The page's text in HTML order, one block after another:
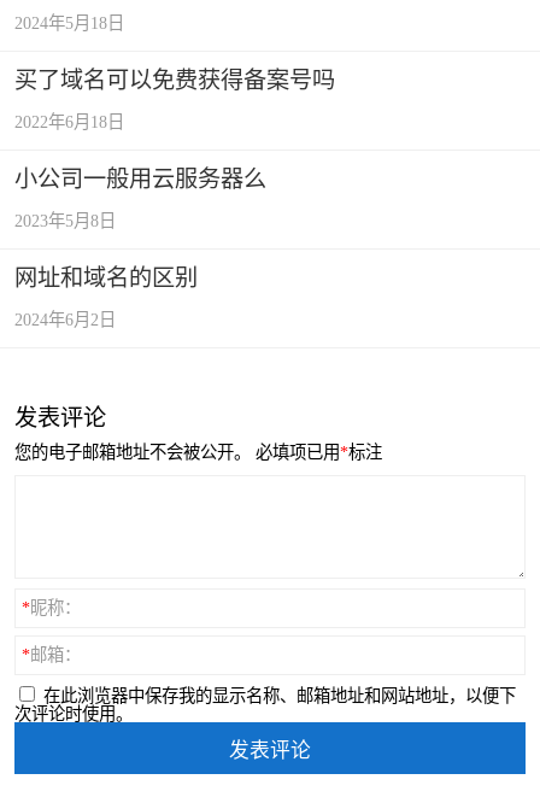
2024年5月18日
买了域名可以免费获得备案号吗
2022年6月18日
小公司一般用云服务器么
2023年5月8日
网址和域名的区别
2024年6月2日
发表评论
您的电子邮箱地址不会被公开。 必填项已用*标注
*昵称：
*邮箱：
在此浏览器中保存我的显示名称、邮箱地址和网站地址，以便下
次评论时使用。